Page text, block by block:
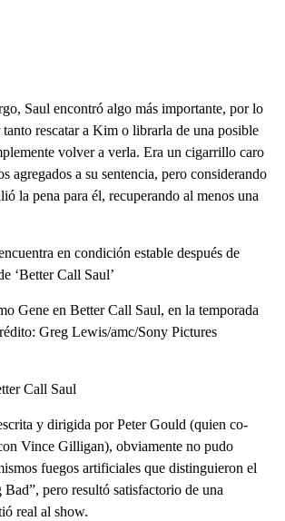
Saul encontró algo más importante, por lo
tanto rescatar a Kim o librarla de una posible
volver a verla. Era un cigarrillo caro
agregados a su sentencia, pero considerando
la pena para él, recuperando al menos una
en condición estable después de
‘Better Call Saul’
Gene en Better Call Saul, en la temporada
Greg Lewis/amc/Sony Pictures
Call Saul
y dirigida por Peter Gould (quien co-
Vince Gilligan), obviamente no pudo
fuegos artificiales que distinguieron el
pero resultó satisfactorio de una
real al show.